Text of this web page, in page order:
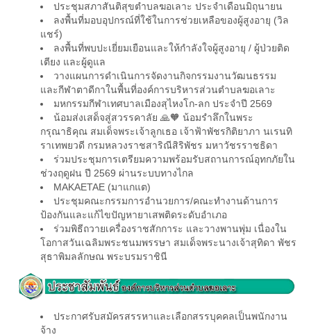
ประชุมสภาสันติสุขตำบลฆอเลาะ ประจำเดือนมิถุนายน
ลงพื้นที่มอบอุปกรณ์ที่ใช้ในการช่วยเหลือของผู้สูงอายุ (วิล
แชร์)
ลงพื้นที่พบปะเยี่ยมเยือนและให้กำลังใจผู้สูงอายุ / ผู้ป่วยติด
เตียง และผู้ดูแล
วางแผนการดำเนินการจัดงานกิจกรรมงานวัฒนธรรม
และกีฬาตาดีกาในพื้นที่องค์การบริหารส่วนตำบลฆอเลาะ
มหกรรมกีฬาเทศบาลเมืองสุไหงโก-ลก ประจำปี 2569
น้อมส่งเสด็จสู่สวรรคาลัย 🙏🧡 น้อมรำลึกในพระ
กรุณาธิคุณ สมเด็จพระเจ้าลูกเธอ เจ้าฟ้าพัชรกิติยาภา นเรนทิ
ราเทพยวดี กรมหลวงราชสาริณีสิริพัชร มหาวัชรราชธิดา
ร่วมประชุมการเตรียมความพร้อมรับสถานการณ์อุทกภัยใน
ช่วงฤดูฝน ปี 2569 ผ่านระบบทางไกล
MAKAETAE (มาแกแต)
ประชุมคณะกรรมการอำนวยการ/คณะทำงานด้านการ
ป้องกันและแก้ไขปัญหายาเสพติดระดับอำเภอ
ร่วมพิธีถวายเครื่องราชสักการะ และวางพานพุ่ม เนื่องใน
โอกาสวันเฉลิมพระชนมพรรษา สมเด็จพระนางเจ้าสุทิดา พัชร
สุธาพิมลลักษณ พระบรมราชินี
ประกาศรับสมัครสรรหาและเลือกสรรบุคคลเป็นพนักงาน
จ้าง